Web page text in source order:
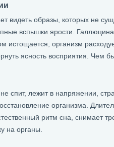
видеть образы, которых не
вспышки ярости.
истощается, организм
ясность восприятия. Чем
спит, лежит в напряжении,
организма.
ритм сна, снимает
на органы.